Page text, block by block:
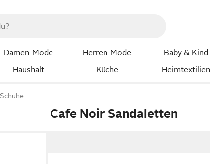
Damen-Mode Herren-Mode Baby & Kind
Haushalt Küche Heimtextilien
Schuhe
Cafe Noir Sandaletten